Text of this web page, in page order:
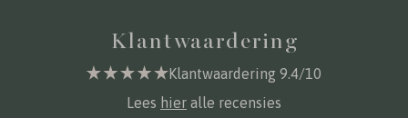
Klantwaardering
Klantwaardering 9.4/10
Lees hier alle recensies